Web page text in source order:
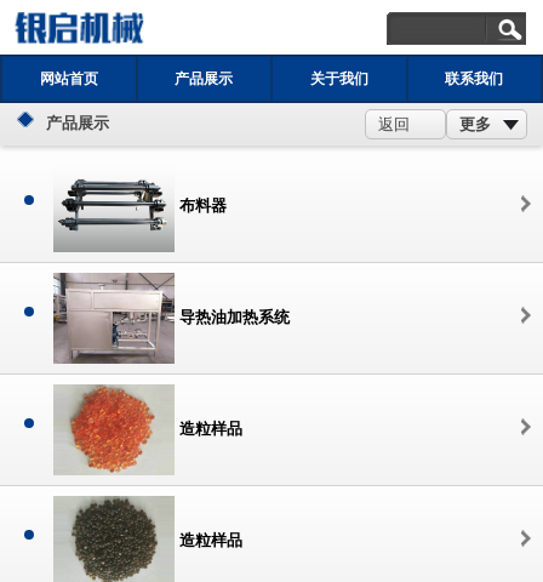
网站首页 产品展示 关于我们 联系我们
产品展示 更多
返回
布料器
导热油加热系统
造粒样品
造粒样品